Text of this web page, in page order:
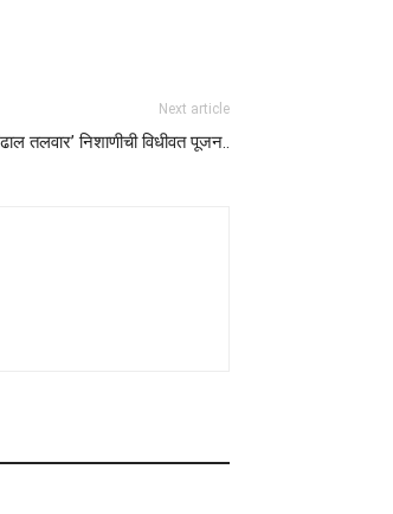
Next article
तलवार’ निशाणीची विधीवत पूजन..